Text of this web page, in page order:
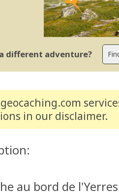
different adventure?
in our disclaimer.
au bord de